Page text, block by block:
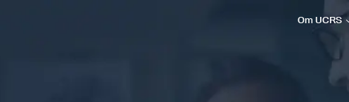
Om UCRS